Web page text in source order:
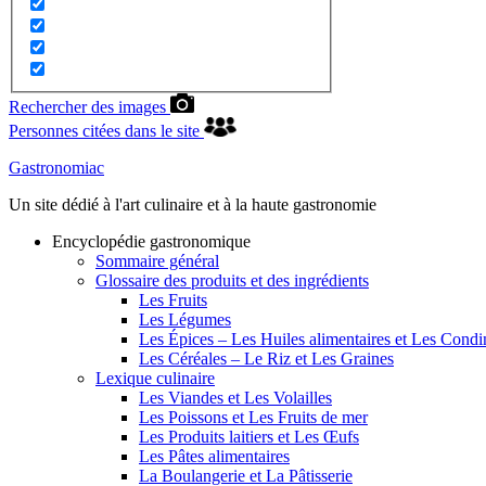
Rechercher des images
Personnes citées dans le site
Gastronomiac
Un site dédié à l'art culinaire et à la haute gastronomie
Encyclopédie gastronomique
Sommaire général
Glossaire des produits et des ingrédients
Les Fruits
Les Légumes
Les Épices – Les Huiles alimentaires et Les
Les Céréales – Le Riz et Les Graines
Lexique culinaire
Les Viandes et Les Volailles
Les Poissons et Les Fruits de mer
Les Produits laitiers et Les Œufs
Les Pâtes alimentaires
La Boulangerie et La Pâtisserie